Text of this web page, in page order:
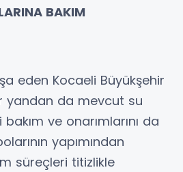
BAKIM
eden Kocaeli Büyükşehir
yandan da mevcut su
ve onarımlarını da
yapımından
süreçleri titizlikle